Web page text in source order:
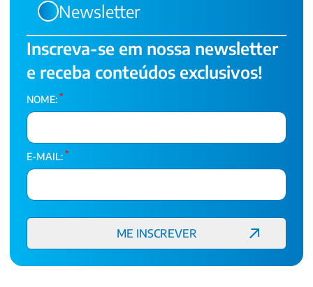
Newsletter
Inscreva-se em nossa newsletter
e receba conteúdos exclusivos!
NOME: *
E-MAIL: *